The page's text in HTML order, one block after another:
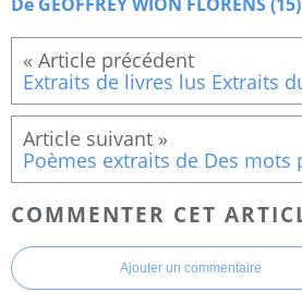
COMMENTER CET
Ajouter un commentaire